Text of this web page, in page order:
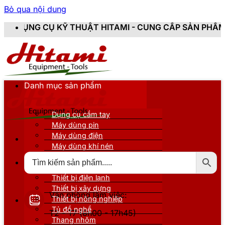
Bỏ qua nội dung
HITAMI - CUNG CẤP SẢN PHẨM CHÍNH HÃNG,
Văn phòng làm việc:
T2 - T7 (8h00 - 17h45)
Danh mục sản phẩm
Dụng cụ cầm tay
Máy dùng pin
Máy dùng điện
Máy dùng khí nén
Thiết bị nâng đỡ
Thiết bị điện lạnh
Thiết bị xây dựng
Thiết bị nông nghiệp
Tủ đồ nghề
Thang nhôm